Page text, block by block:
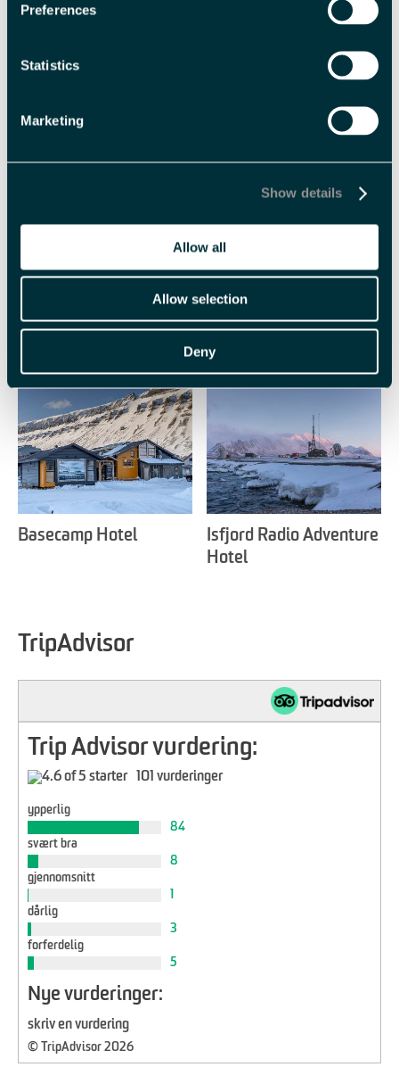
Preferences
Statistics
Marketing
Show details
Allow all
Allow selection
Deny
barn -5 år
Sesong
Basecamp Hotel
Isfjord Radio Adventure
Hotel
TripAdvisor
Trip Advisor vurdering:
101 vurderinger
ypperlig
84
svært bra
8
gjennomsnitt
dårlig
3
forferdelig
5
Nye vurderinger:
skriv en vurdering
© TripAdvisor 2026